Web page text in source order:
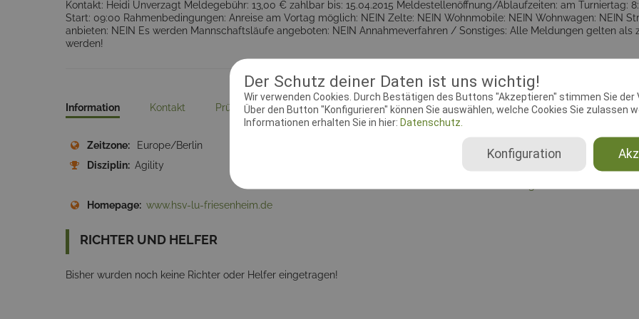
Der Schutz deiner Daten ist uns wichtig!
Wir verwenden Cookies. Durch Bestätigen des Buttons "Akzeptieren" stimmen Sie der
Über den Button "Konfigurieren" können Sie auswählen, welche Cookies Sie zulassen
Informationen erhalten Sie in hier: Datenschutz.
Konfiguration
Kontakt: Heidi Unverzagt Meldegebühr: 13,00 € zahlbar bis: 15.04.2015 Meldestellenöffnung/Ablaufzeiten: am Turniertag:
Start: 09:00 Rahmenbedingungen: Anreise am Vortag möglich: NEIN Zelte: NEIN Wohnmobile: NEIN Wohnwagen: NEIN
anbieten: NEIN Es werden Mannschaftsläufe angeboten: NEIN Annahmeverfahren / Sonstiges: Alle Meldungen gelten
werden!
Information Kontakt Prüfungsleiter Dokumente
Zeitzone: Europe/Berlin
22.03.2016
Disziplin: Agility
Teichgasse 33,
Homepage: www.hsv-lu-friesenheim.de
RICHTER UND HELFER
Bisher wurden noch keine Richter oder Helfer eingetragen!